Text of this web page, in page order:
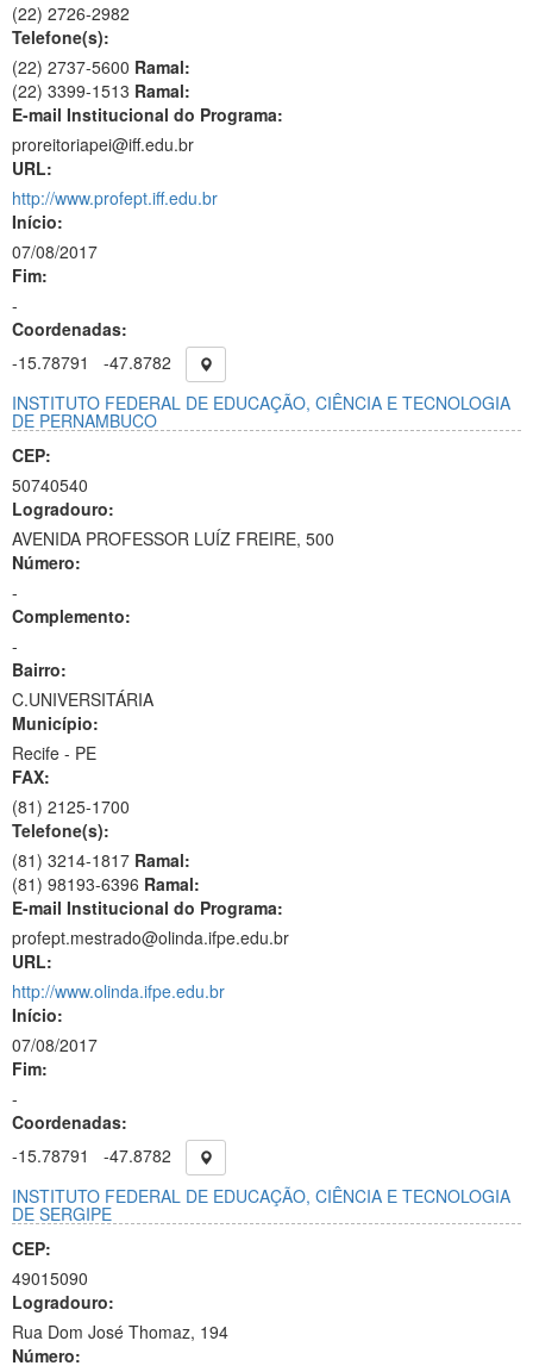
(22) 2726-2982
Telefone(s):
(22) 2737-5600 Ramal:
(22) 3399-1513 Ramal:
E-mail Institucional do Programa:
proreitoriapei@iff.edu.br
URL:
http://www.profept.iff.edu.br
Início:
07/08/2017
Fim:
-
Coordenadas:
-15.78791
-47.8782
INSTITUTO FEDERAL DE EDUCAÇÃO, CIÊNCIA E TECNOLOGIA
DE PERNAMBUCO
CEP:
50740540
Logradouro:
AVENIDA PROFESSOR LUÍZ FREIRE, 500
Número:
-
Complemento:
-
Bairro:
C.UNIVERSITÁRIA
Município:
Recife - PE
FAX:
(81) 2125-1700
Telefone(s):
(81) 3214-1817 Ramal:
(81) 98193-6396 Ramal:
E-mail Institucional do Programa:
profept.mestrado@olinda.ifpe.edu.br
URL:
http://www.olinda.ifpe.edu.br
Início:
07/08/2017
Fim:
-
Coordenadas:
-15.78791
-47.8782
INSTITUTO FEDERAL DE EDUCAÇÃO, CIÊNCIA E TECNOLOGIA
DE SERGIPE
CEP:
49015090
Logradouro:
Rua Dom José Thomaz, 194
Número: